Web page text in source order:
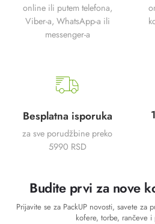
online ili putem telefona,
Viber-a, WhatsApp-a ili
messenger-a
Besplatna isporuka
za sve porudžbine preko
5990 RSD
Budite prvi za nove
Prijavite se za PackUP novosti, savete za
kofere, torbe, rančeve i